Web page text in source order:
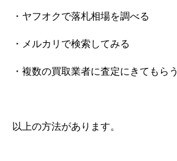
・ヤフオクで落札相場を調べる
・メルカリで検索してみる
・複数の買取業者に査定にきてもらう
以上の方法があります。